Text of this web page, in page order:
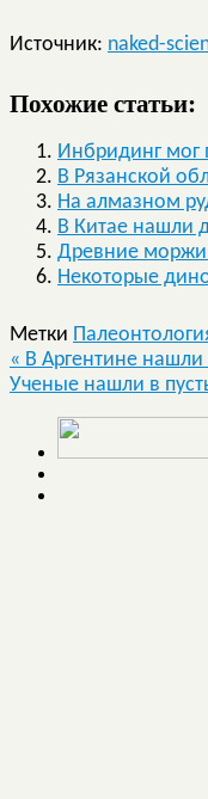
Источник: naked-
Похожие статьи:
Инбридинг мог
В Рязанской
На алмазном
В Китае нашли
Древние моржи
Некоторые
Метки
« В Аргентине нашли
Ученые нашли в